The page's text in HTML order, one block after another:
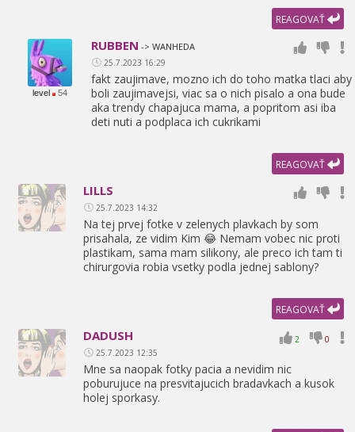
REAGOVAŤ
level 54
RUBBEN -> WANHEDA
25.7.2023 16:29
fakt zaujimave, mozno ich do toho matka tlaci aby
boli zaujimavejsi, viac sa o nich pisalo a ona bude
aka trendy chapajuca mama, a popritom asi iba
deti nuti a podplaca ich cukrikami
REAGOVAŤ
LILLS
25.7.2023 14:32
Na tej prvej fotke v zelenych plavkach by som
prisahala, ze vidim Kim 😂 Nemam vobec nic proti
plastikam, sama mam silikony, ale preco ich tam ti
chirurgovia robia vsetky podla jednej sablony?
REAGOVAŤ
2 0
DADUSH
25.7.2023 12:35
Mne sa naopak fotky pacia a nevidim nic
poburujuce na presvitajucich bradavkach a kusok
holej sporkasy.